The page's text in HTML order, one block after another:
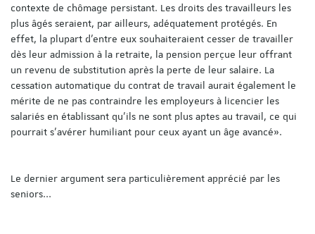
contexte de chômage persistant. Les droits des travailleurs les
plus âgés seraient, par ailleurs, adéquatement protégés. En
effet, la plupart d’entre eux souhaiteraient cesser de travailler
dès leur admission à la retraite, la pension perçue leur offrant
un revenu de substitution après la perte de leur salaire. La
cessation automatique du contrat de travail aurait également le
mérite de ne pas contraindre les employeurs à licencier les
salariés en établissant qu’ils ne sont plus aptes au travail, ce qui
pourrait s’avérer humiliant pour ceux ayant un âge avancé».
Le dernier argument sera particulièrement apprécié par les
seniors...